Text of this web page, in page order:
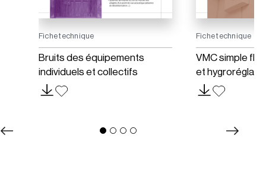
Fiche technique
Bruits des équipements
individuels et collectifs
Fiche technique
VMC simple
et